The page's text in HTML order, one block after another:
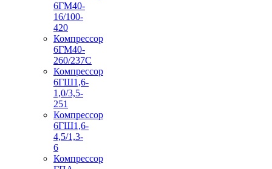
6ГМ40-
16/100-
420
Компрессор
6ГМ40-
260/237C
Компрессор
6ГШ1,6-
1,0/3,5-
251
Компрессор
6ГШ1,6-
4,5/1,3-
6
Компрессор